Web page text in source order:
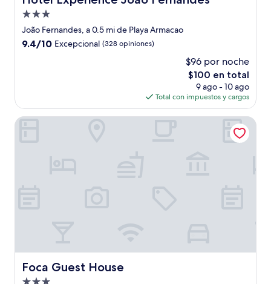
Propiedad
de
3.0
João Fernandes, a 0.5 mi de Playa Armacao
9.4
9.4/10 Excepcional (328 opiniones)
$96 por noche
El
precio
actual
es
de
$100 en total
9 ago - 10 ago
Total con impuestos y cargos
Foca Guest House
Foca Guest House
Foca Guest House